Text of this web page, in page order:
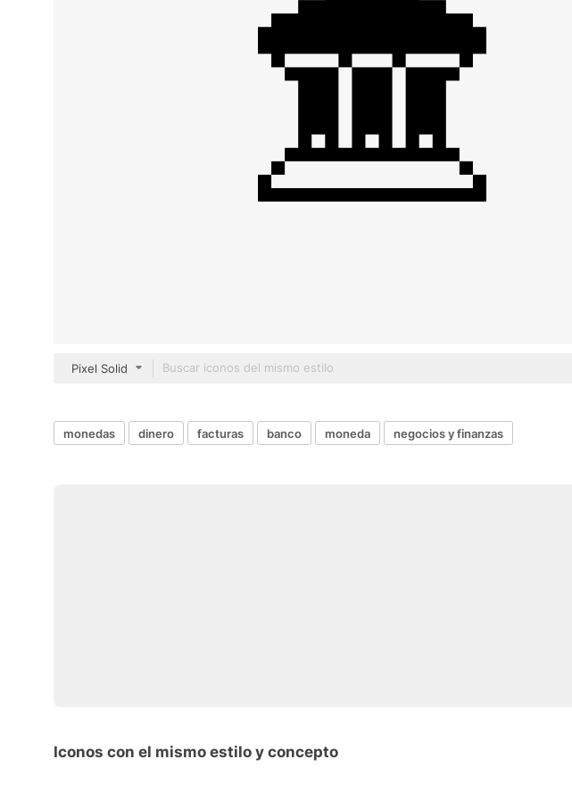
Pixel Solid
monedas dinero facturas banco moneda negocios y finanzas
Iconos con el mismo estilo y concepto